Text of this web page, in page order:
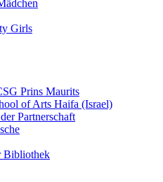
Girls
Prins Maurits
of Arts Haifa (Israel)
Partnerschaft
Bibliothek